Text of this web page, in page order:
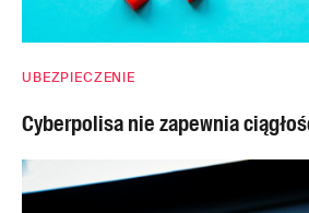
UBEZPIECZENIE
Cyberpolisa nie zapewnia